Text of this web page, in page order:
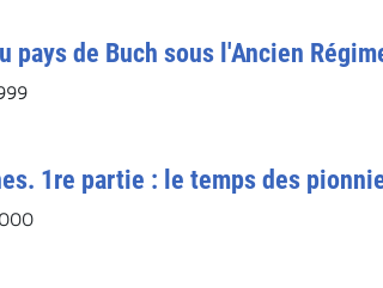
pays de Buch sous l'Ancien
1re partie : le temps des